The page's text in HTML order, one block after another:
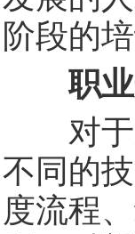
阶段的
职业
对于
不同的
度流程